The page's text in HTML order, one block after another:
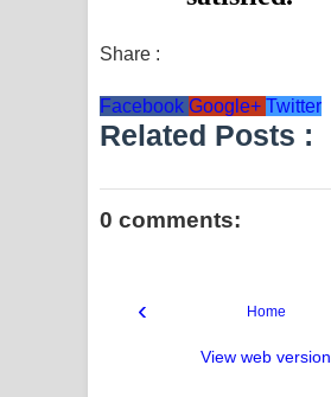
Share :
Facebook Google+ Twitter
Related Posts :
0 comments:
‹ Home
View web version